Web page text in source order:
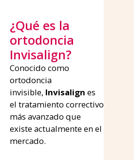
¿Qué es la
ortodoncia
Invisalign?
Conocido como
ortodoncia
invisible, Invisalign es
el tratamiento correctivo
más avanzado que
existe actualmente en el
mercado.